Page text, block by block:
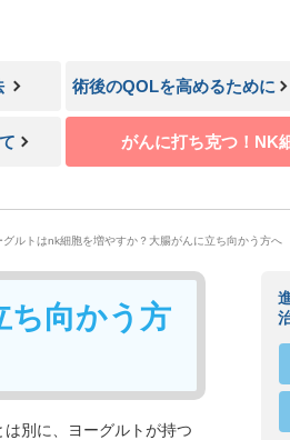
術後のQOLを高めるために
がんに打ち克つ！NK
グルトはnk細胞を増やすか？大腸がんに立ち向かう方へ
ち向かう方
別に、ヨーグルトが持つ